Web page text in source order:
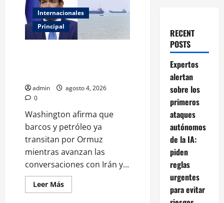
Internacionales
Principal
admin
agosto 4, 2026
0
Washington afirma que
barcos y petróleo ya
transitan por Ormuz
mientras avanzan las
conversaciones con Irán y...
Leer MásLeer
más
RECENT
POSTS
Expertos
alertan
sobre los
primeros
ataques
autónomos
de la IA:
piden
reglas
urgentes
para evitar